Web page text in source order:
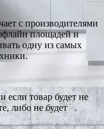
с производителями
площадей и
одну из самых
товар будет не
либо не будет